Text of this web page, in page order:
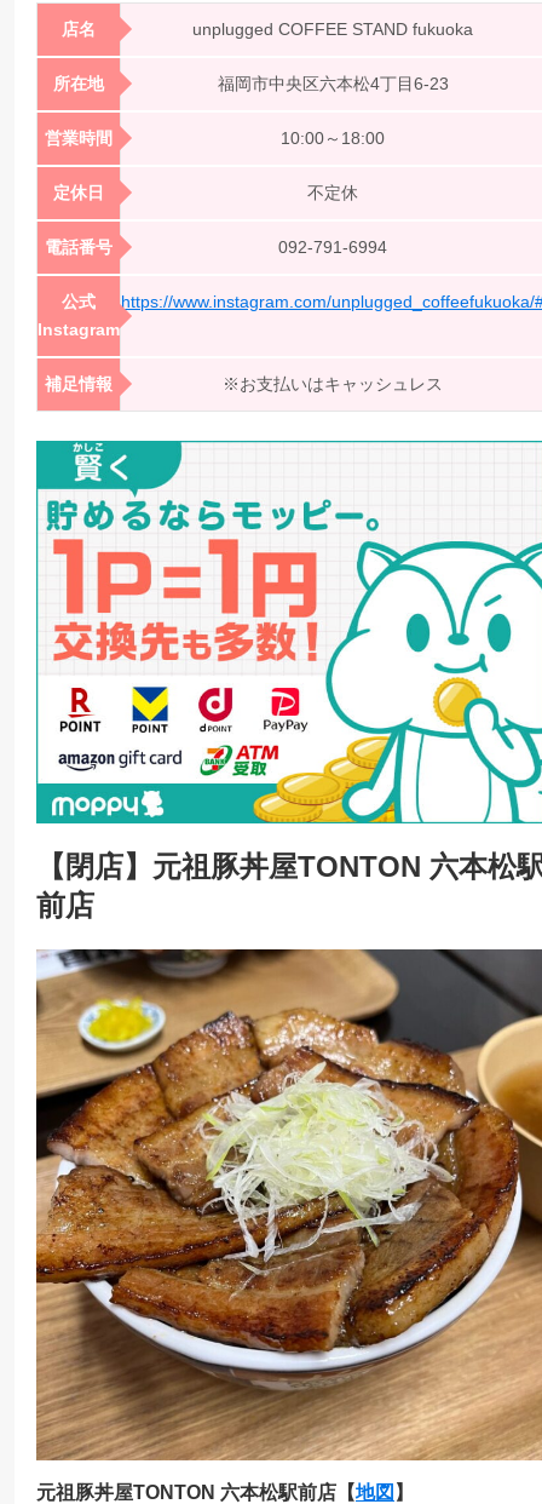
店名 unplugged COFFEE STAND fukuoka
所在地 福岡市中央区六本松4丁目6-23
営業時間 10:00～18:00
定休日 不定休
電話番号 092-791-6994
公式
Instagram
https://www.instagram.com/unplugged_coffeefukuoka/
補足情報 ※お支払いはキャッシュレス
【閉店】 元祖豚丼屋TONTON 六本松
前店
元祖豚丼屋TONTON 六本松駅前店 【地図 】